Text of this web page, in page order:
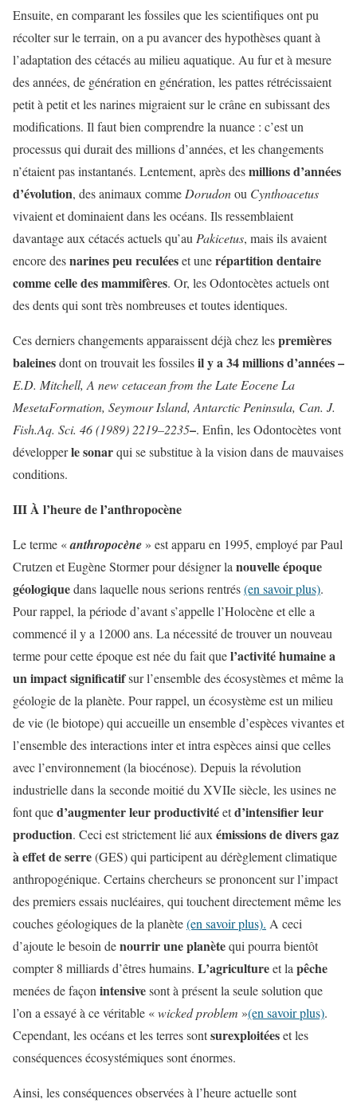
Ensuite, en comparant les fossiles que les scientifiques ont pu
récolter sur le terrain, on a pu avancer des hypothèses quant à
l’adaptation des cétacés au milieu aquatique. Au fur et à mesure
des années, de génération en génération, les pattes rétrécissaient
petit à petit et les narines migraient sur le crâne en subissant des
modifications. Il faut bien comprendre la nuance : c’est un
processus qui durait des millions d’années, et les changements
n’étaient pas instantanés. Lentement, après desmillions d’années
d’évolution, des animaux comme Dorudonou Cynthoacetus
vivaient et dominaient dans les océans. Ils ressemblaient
davantage aux cétacés actuels qu’au Pakicetus, mais ils avaient
encore desnarines peu reculéeset unerépartition dentaire
comme celle des mammifères. Or, les Odontocètes actuels ont
des dents qui sont très nombreuses et toutes identiques.
Ces derniers changements apparaissent déjà chez lespremières
baleinesdont on trouvait les fossilesil y a 34 millions d’années –
E.D. Mitchell, A new cetacean from the Late Eocene La
MesetaFormation, Seymour Island, Antarctic Peninsula, Can. J.
Fish.Aq. Sci. 46 (1989) 2219–2235–. Enfin, les Odontocètes vont
développerle sonarqui se substitue à la vision dans de mauvaises
conditions.
III À l’heure de l’anthropocène
Le terme «anthropocène » est apparu en 1995, employé par Paul
Crutzen et Eugène Stormer pour désigner la nouvelle époque
géologiquedans laquelle nous serions rentrés(en savoir plus).
Pour rappel, la période d’avant s’appelle l’Holocène et elle a
commencé il y a 12000 ans. La nécessité de trouver un nouveau
terme pour cette époque est née du fait quel’activité humaine a
un impact significatifsur l’ensemble des écosystèmes et même la
géologie de la planète. Pour rappel, un écosystème est un milieu
de vie (le biotope) qui accueille un ensemble d’espèces vivantes et
l’ensemble des interactions inter et intra espèces ainsi que celles
avec l’environnement (la biocénose). Depuis la révolution
industrielle dans la seconde moitié du XVIIe siècle, les usines ne
font qued’augmenter leur productivitéetd’intensifier leur
production. Ceci est strictement lié aux émissions de divers gaz
à effet de serre(GES) qui participent au dérèglement climatique
anthropogénique. Certains chercheurs se prononcent sur l’impact
des premiers essais nucléaires, qui touchent directement même les
couches géologiques de la planète(en savoir plus). A ceci
d’ajoute le besoin denourrir une planètequi pourra bientôt
compter 8 milliards d’êtres humains. L’agricultureet la pêche
menées de façon intensivesont à présent la seule solution que
l’on a essayé à ce véritable «wicked problem »(en savoir plus).
Cependant, les océans et les terres sontsurexploitéeset les
conséquences écosystémiques sont énormes.
Ainsi, les conséquences observées à l’heure actuelle sont